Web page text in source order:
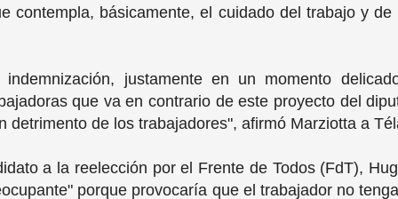
contempla, básicamente, el cuidado del trabajo y
justamente en un momento
que va en contrario de este proyecto del
detrimento de los trabajadores", afirmó Marziotta a
a la reelección por el Frente de Todos (FdT),
porque provocaría que el trabajador no